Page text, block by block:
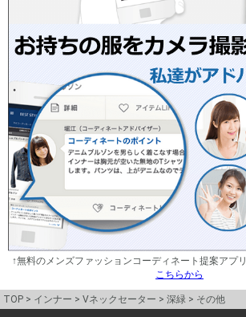
↑無料のメンズファッションコーディネート提案アプリ
こちらから
TOP インナー Vネックセーター 深緑 その他